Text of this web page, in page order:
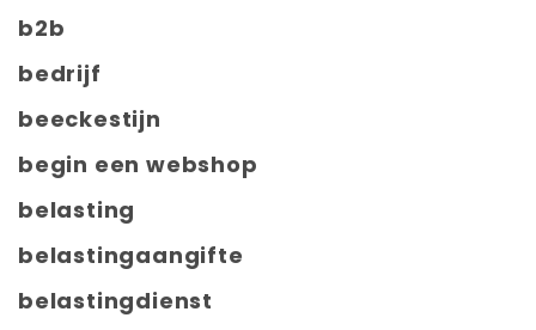
b2b
bedrijf
beeckestijn
begin een webshop
belasting
belastingaangifte
belastingdienst